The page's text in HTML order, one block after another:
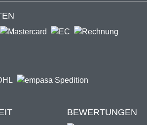
BEWERTUNGEN